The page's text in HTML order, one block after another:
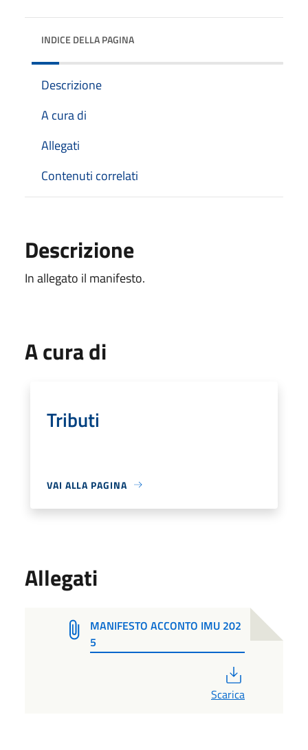
INDICE DELLA PAGINA
Descrizione
A cura di
Allegati
Contenuti correlati
Descrizione
In allegato il manifesto.
A cura di
Tributi
VAI ALLA PAGINA
Allegati
MANIFESTO ACCONTO IMU 202
5
Scarica